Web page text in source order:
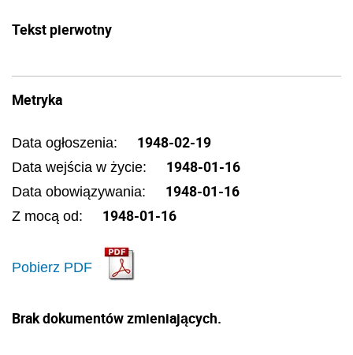
Tekst pierwotny
Metryka
Data ogłoszenia: 1948-02-19
Data wejścia w życie: 1948-01-16
Data obowiązywania: 1948-01-16
Z mocą od: 1948-01-16
Pobierz PDF
Brak dokumentów zmieniających.